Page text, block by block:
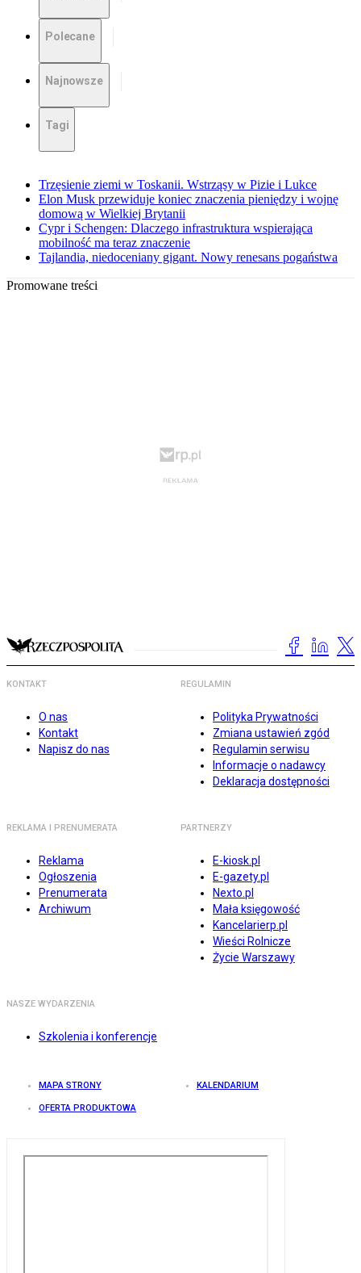
Polecane
Najnowsze
Tagi
Trzęsienie ziemi w Toskanii. Wstrząsy w Pizie i Lukce
Elon Musk przewiduje koniec znaczenia pieniędzy i wojnę
domową w Wielkiej Brytanii
Cypr i Schengen: Dlaczego infrastruktura wspierająca
mobilność ma teraz znaczenie
Tajlandia, niedoceniany gigant. Nowy renesans pogaństwa
Promowane treści
KONTAKT
O nas
Kontakt
Napisz do nas
REGULAMIN
Polityka Prywatności
Zmiana ustawień zgód
Regulamin serwisu
Informacje o nadawcy
Deklaracja dostępności
REKLAMA I PRENUMERATA
Reklama
Ogłoszenia
Prenumerata
Archiwum
PARTNERZY
E-kiosk.pl
E-gazety.pl
Nexto.pl
Mała księgowość
Kancelarierp.pl
Wieści Rolnicze
Życie Warszawy
NASZE WYDARZENIA
Szkolenia i konferencje
MAPA STRONY KALENDARIUM
OFERTA PRODUKTOWA